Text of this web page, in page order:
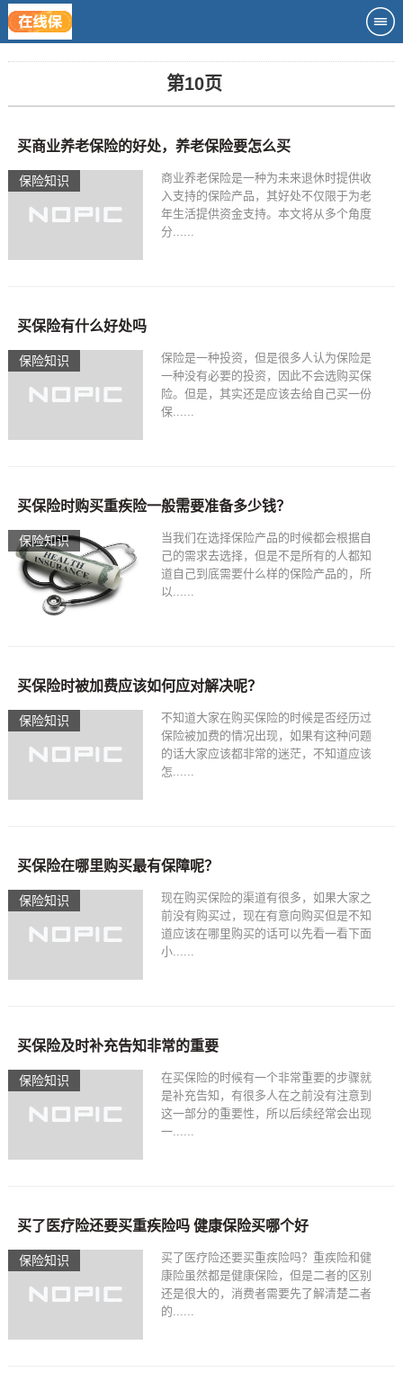
第10页
保险知识
买商业养老保险的好处，养老保险要怎么买
商业养老保险是一种为未来退休时提供收
入支持的保险产品，其好处不仅限于为老
年生活提供资金支持。本文将从多个角度
分......
保险知识
买保险有什么好处吗
保险是一种投资，但是很多人认为保险是
一种没有必要的投资，因此不会选购买保
险。但是，其实还是应该去给自己买一份
保......
保险知识
买保险时购买重疾险一般需要准备多少钱？
当我们在选择保险产品的时候都会根据自
己的需求去选择，但是不是所有的人都知
道自己到底需要什么样的保险产品的，所
以......
保险知识
买保险时被加费应该如何应对解决呢？
不知道大家在购买保险的时候是否经历过
保险被加费的情况出现，如果有这种问题
的话大家应该都非常的迷茫，不知道应该
怎......
保险知识
买保险在哪里购买最有保障呢？
现在购买保险的渠道有很多，如果大家之
前没有购买过，现在有意向购买但是不知
道应该在哪里购买的话可以先看一看下面
小......
保险知识
买保险及时补充告知非常的重要
在买保险的时候有一个非常重要的步骤就
是补充告知，有很多人在之前没有注意到
这一部分的重要性，所以后续经常会出现
一......
保险知识
买了医疗险还要买重疾险吗 健康保险买哪个好
买了医疗险还要买重疾险吗？重疾险和健
康险虽然都是健康保险，但是二者的区别
还是很大的，消费者需要先了解清楚二者
的......